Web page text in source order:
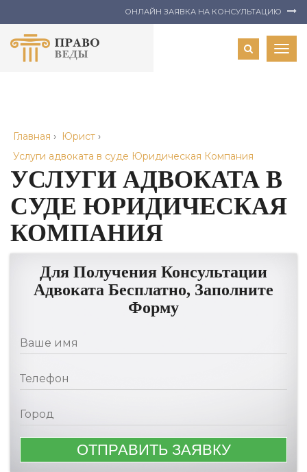
ОНЛАЙН ЗАЯВКА НА КОНСУЛЬТАЦИЮ
Главная › Юрист ›
Услуги адвоката в суде Юридическая Компания
УСЛУГИ АДВОКАТА В
СУДЕ ЮРИДИЧЕСКАЯ
КОМПАНИЯ
Для Получения Консультации
Адвоката Бесплатно, Заполните
Форму